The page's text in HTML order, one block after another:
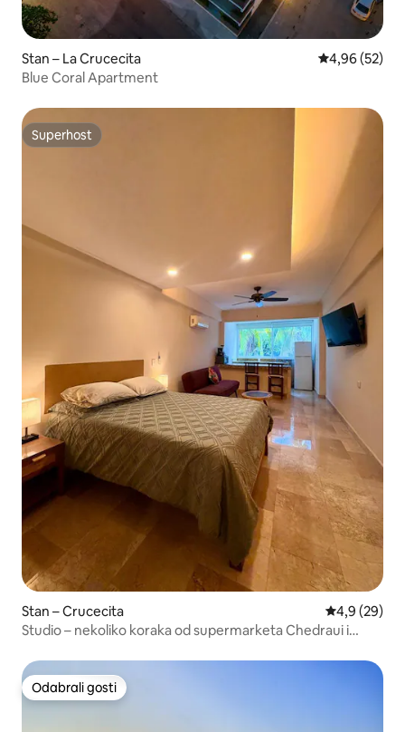
Stan – La Crucecita Prosječna
4,96 (52)
Blue Coral Apartment
Superhost
Superhost
Stan – Crucecita Prosječna
4,9 (29)
Studio – nekoliko koraka od supermarketa Chedraui i
Odabrali gosti
Odabrali gosti